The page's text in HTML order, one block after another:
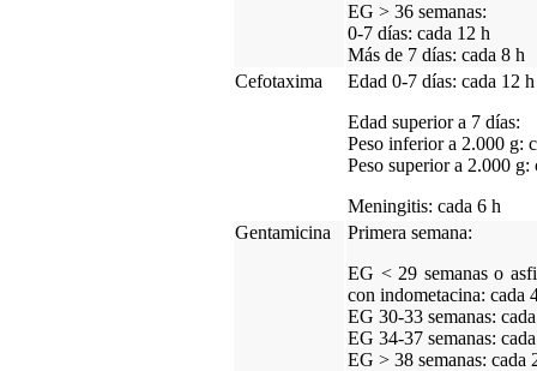
EG > 36 semanas:
0-7 días: cada 12 h
Más de 7 días: cada 8 h
Cefotaxima
Edad 0-7 días: cada 12 h
Edad superior a 7 días:
Peso inferior a 2.000 g:
Peso superior a 2.000 g:
Meningitis: cada 6 h
Gentamicina
Primera semana:
EG < 29 semanas o
con indometacina: cada
EG 30-33 semanas:
EG 34-37 semanas:
EG > 38 semanas: cada